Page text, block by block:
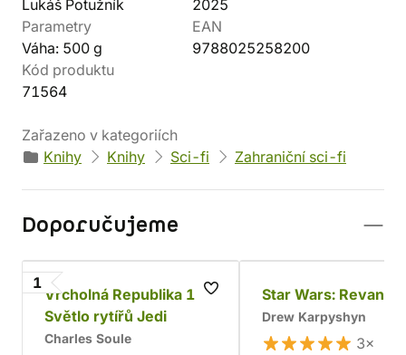
Lukáš Potužník
2025
Parametry
Váha: 500 g
EAN
9788025258200
Kód produktu
71564
Zařazeno v kategoriích
Knihy
Knihy Sci-fi Zahraniční sci-fi
Doporučujeme
1
Vrcholná Republika 1:
Světlo rytířů Jedi
Charles Soule
Star Wars: Revan
Drew Karpyshyn
3×